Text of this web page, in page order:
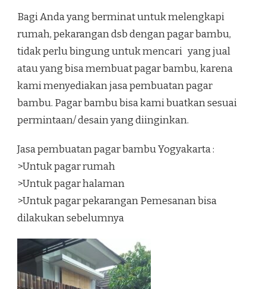
Bagi Anda yang berminat untuk melengkapi
rumah, pekarangan dsb dengan pagar bambu,
tidak perlu bingung untuk mencari yang jual
atau yang bisa membuat pagar bambu, karena
kami menyediakan jasa pembuatan pagar
bambu. Pagar bambu bisa kami buatkan sesuai
permintaan/ desain yang diinginkan.
Jasa pembuatan pagar bambu Yogyakarta :
>Untuk pagar rumah
>Untuk pagar halaman
>Untuk pagar pekarangan Pemesanan bisa
dilakukan sebelumnya